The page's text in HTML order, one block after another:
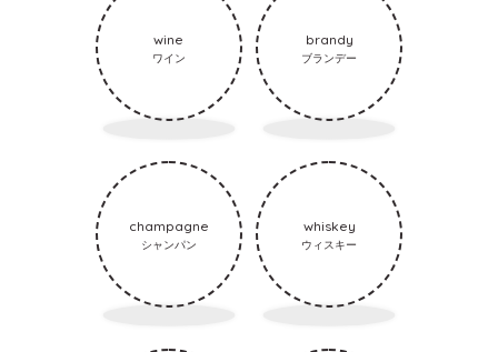
wine
ワイン
brandy
ブランデー
champagne
シャンパン
whiskey
ウィスキー